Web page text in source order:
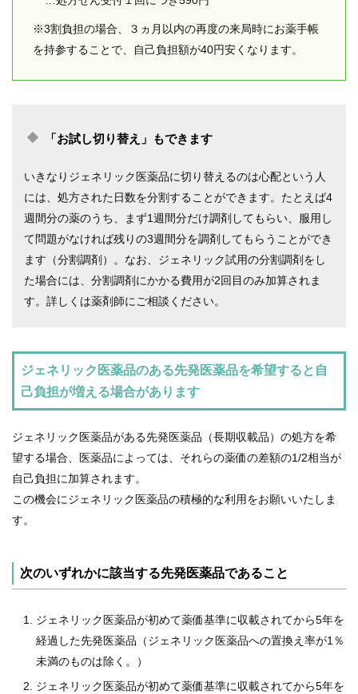
※3割負担の場合、３ヵ月以内の再度の来局時にお薬手帳
を持参することで、自己負担額が40円安くなります。
「お試し切り替え」もできます
いきなりジェネリック医薬品に切り替えるのは心配という人
には、処方された日数を分割することができます。たとえば4
週間分の薬のうち、まず1週間分だけ調剤してもらい、服用し
て問題がなければ残りの3週間分を調剤してもらうことができ
ます（分割調剤）。なお、ジェネリック試用の分割調剤をし
た場合には、分割調剤にかかる費用が2回目のみ加算されま
す。詳しくは薬剤師にご相談ください。
ジェネリック医薬品のある先発医薬品を希望すると自
己負担が増える場合があります
ジェネリック医薬品がある先発医薬品（長期収載品）の処方を希
望する場合、医薬品によっては、それらの薬価の差額の1/2相当が
自己負担に加算されます。
この機会にジェネリック医薬品の積極的な利用をお願いいたしま
す。
次のいずれかに該当する先発医薬品であること
ジェネリック医薬品が初めて薬価基準に収載されてから5年を
経過した先発医薬品（ジェネリック医薬品への置換え率が1％
未満のものは除く。）
ジェネリック医薬品が初めて薬価基準に収載されてから5年を